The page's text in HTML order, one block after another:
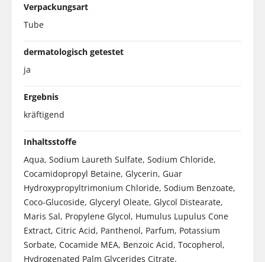
Verpackungsart
Tube
dermatologisch getestet
ja
Ergebnis
kräftigend
Inhaltsstoffe
Aqua, Sodium Laureth Sulfate, Sodium Chloride,
Cocamidopropyl Betaine, Glycerin, Guar
Hydroxypropyltrimonium Chloride, Sodium Benzoate,
Coco-Glucoside, Glyceryl Oleate, Glycol Distearate,
Maris Sal, Propylene Glycol, Humulus Lupulus Cone
Extract, Citric Acid, Panthenol, Parfum, Potassium
Sorbate, Cocamide MEA, Benzoic Acid, Tocopherol,
Hydrogenated Palm Glycerides Citrate.